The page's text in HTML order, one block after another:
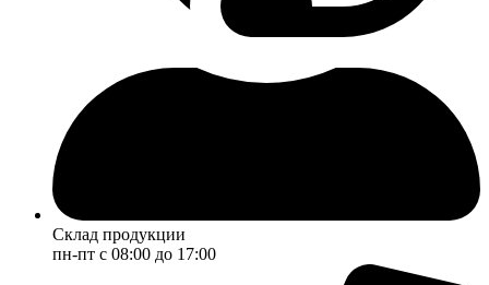
Склад продукции
пн-пт с 08:00 до 17:00